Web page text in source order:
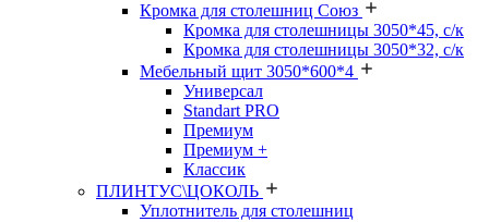
Кромка для столешниц Союз
Кромка для столешницы 3050*45, с/к
Кромка для столешницы 3050*32, с/к
Мебельный щит 3050*600*4
Универсал
Standart PRO
Премиум
Премиум +
Классик
ПЛИНТУС\ЦОКОЛЬ
Уплотнитель для столешниц